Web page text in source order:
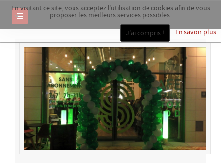
En visitant ce site, vous acceptez l'utilisation de cookies afin de vous
proposer les meilleurs services possibles.
En savoir plus
J'ai compris !